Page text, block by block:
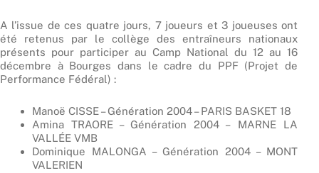
A l’issue de ces quatre jours, 7 joueurs et 3 joueuses ont
été retenus par le collège des entraîneurs nationaux
présents pour participer au Camp National du 12 au 16
décembre à Bourges dans le cadre du PPF (Projet de
Performance Fédéral) :
Manoë CISSE – Génération 2004 – PARIS BASKET 18
Amina TRAORE – Génération 2004 – MARNE LA
VALLÉE VMB
Dominique MALONGA – Génération 2004 – MONT
VALERIEN